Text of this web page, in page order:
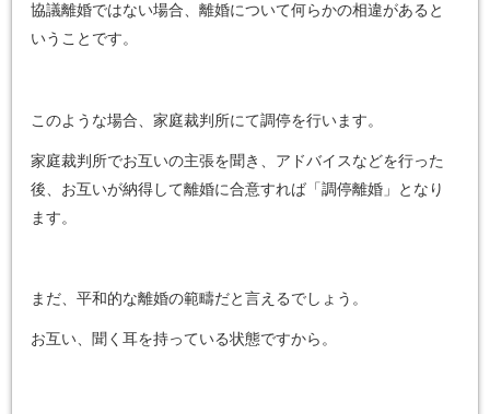
協議離婚ではない場合、離婚について何らかの相違があると
いうことです。
このような場合、家庭裁判所にて調停を行います。
家庭裁判所でお互いの主張を聞き、アドバイスなどを行った
後、お互いが納得して離婚に合意すれば「調停離婚」となり
ます。
まだ、平和的な離婚の範疇だと言えるでしょう。
お互い、聞く耳を持っている状態ですから。